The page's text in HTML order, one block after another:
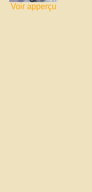
Voir apperçu